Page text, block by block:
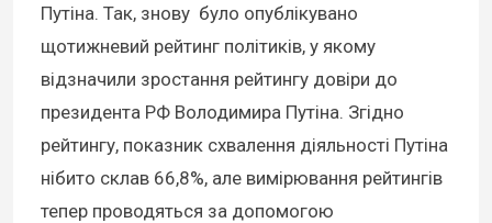
Путіна. Так, знову було опублікувано
щотижневий рейтинг політиків, у якому
відзначили зростання рейтингу довіри до
президента РФ Володимира Путіна. Згідно
рейтингу, показник схвалення діяльності Путіна
нібито склав 66,8%, але вимірювання рейтингів
тепер проводяться за допомогою